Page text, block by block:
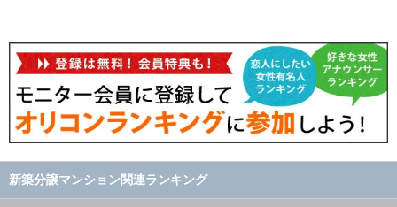
新築分譲マンション関連ランキング